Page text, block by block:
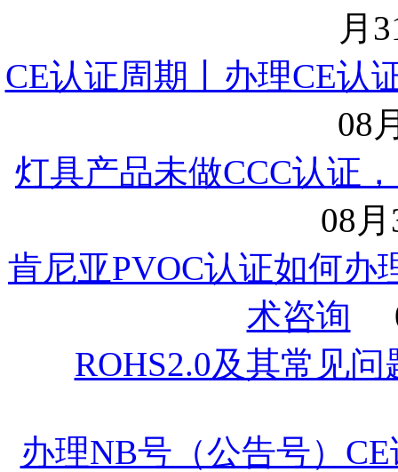
月
CE认证周期丨办理CE认
08
灯具产品未做CCC认证
08
肯尼亚PVOC认证如何办
术咨询
ROHS2.0及其常见
办理NB号（公告号）